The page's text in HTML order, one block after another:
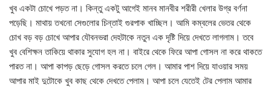
খুব একটা চোখে পড়ত না। কিন্তু একটু আগেই মানব মানবীর শরীরী খেলার উগ্র বর্ণনা
পড়েছি। মাথায় তখনো সেগুলোর চিন্তাই গুরপাক খাচ্ছিল। আমি কম্বলের ভেতর থেকে
চোখ বড় বড় চোখে আপার যৌবনভরা দেহটাকে নতুন এক দৃষ্টি দিয়ে দেখতে লাগলাম। তবে
খুব বেশিক্ষন তাকিয়ে থাকার সুযোগ হল না। বাইরে থেকে ফিরে আপা গোসল না করে থাকতে
পারত না। আপা কাপড় ছেড়ে গোসল করতে চলে গেল। আমার পাশ দিয়ে যাওয়ার সময়
আপার মাই দুটোকে খুব কাছ থেকে দেখতে পেলাম। আপা চলে যেতেই টের পেলাম আমার